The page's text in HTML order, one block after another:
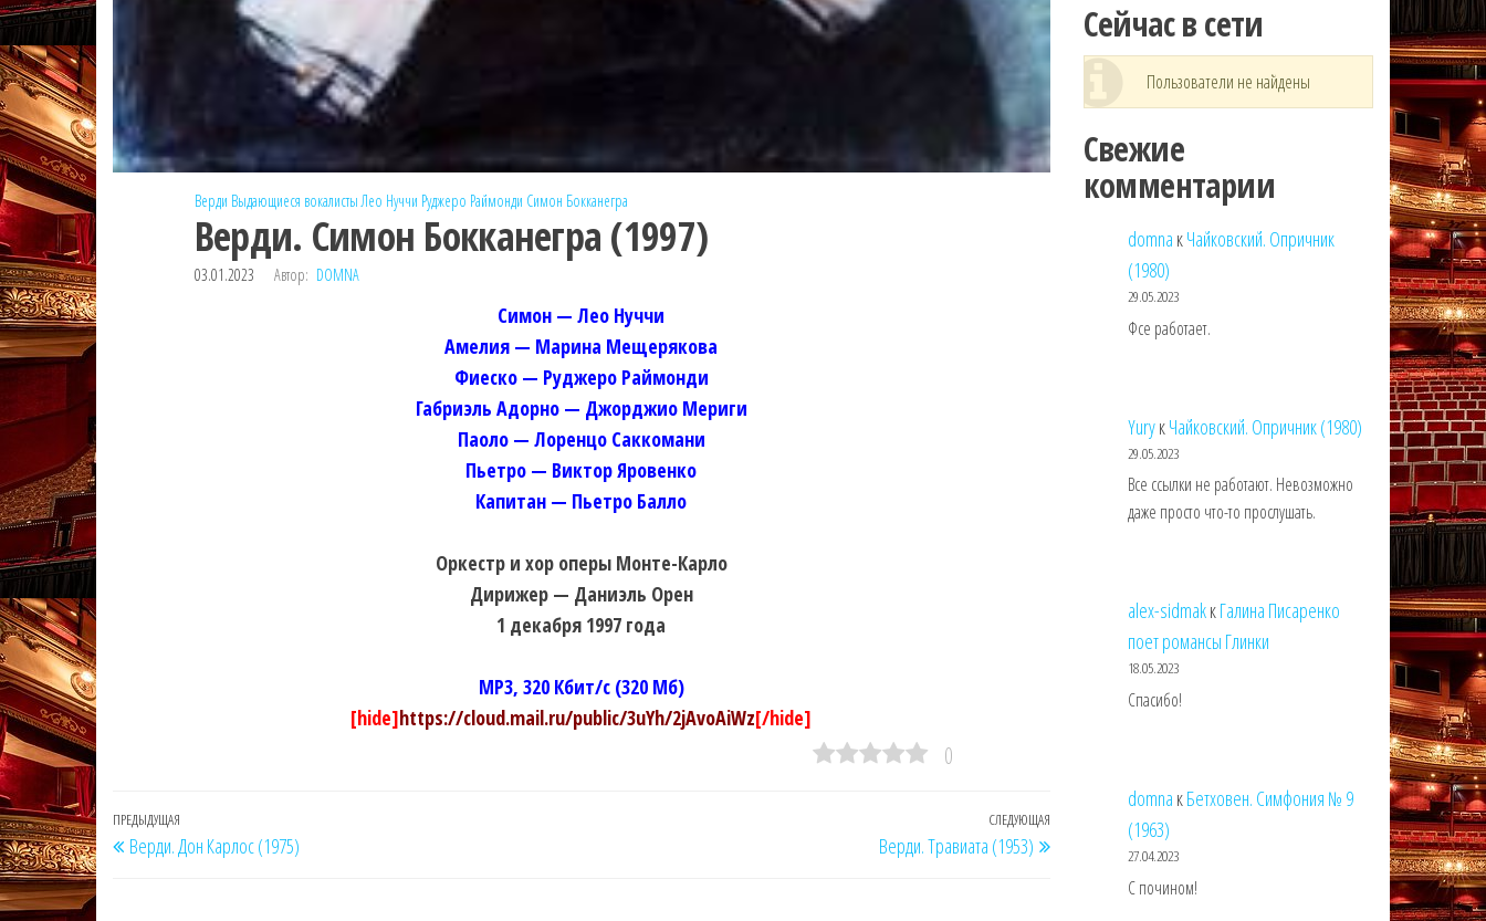
Верди Выдающиеся вокалисты Лео Нуччи Руджеро Раймонди Симон Бокканегра
Верди. Симон Бокканегра (1997)
03.01.2023 Автор: DOMNA
Симон — Лео Нуччи
Амелия — Марина Мещерякова
Фиеско — Руджеро Раймонди
Габриэль Адорно — Джорджио Мериги
Паоло — Лоренцо Саккомани
Пьетро — Виктор Яровенко
Капитан — Пьетро Балло
Оркестр и хор оперы Монте-Карло
Дирижер — Даниэль Орен
1 декабря 1997 года
MP3, 320 Кбит/с (320 Мб)
[hide]https://cloud.mail.ru/public/3uYh/2jAvoAiWz[/hide]
0
Навигация
по
Предыдущая
запись
ПРЕДЫДУЩАЯ
Верди. Дон Карлос (1975)
Следующая
запись
СЛЕДУЮЩАЯ
Верди. Травиата (1953)
Сейчас в сети
Пользователи не найдены
Свежие
комментарии
domna кЧайковский. Опричник
(1980)
29.05.2023
Фсе работает.
YuryкЧайковский. Опричник (1980)
29.05.2023
Все ссылки не работают. Невозможно
даже просто что-то прослушать.
alex-sidmakкГалина Писаренко
поет романсы Глинки
18.05.2023
Спасибо!
domna кБетховен. Симфония № 9
(1963)
27.04.2023
С почином!